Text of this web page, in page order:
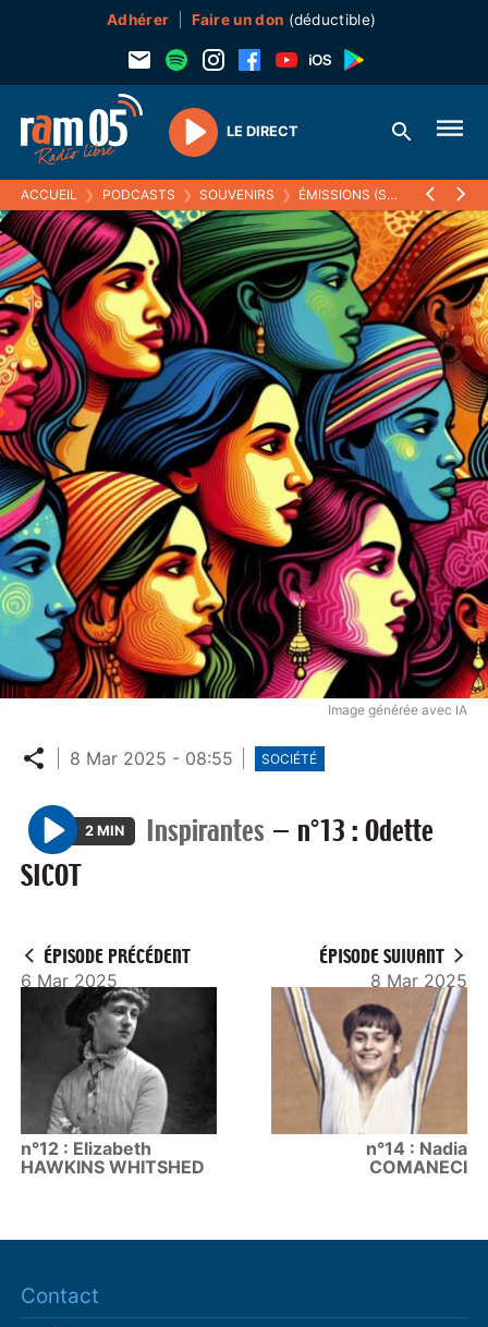
Adhérer Faire un don (déductible)
Play
LE DIRECT
ACCUEIL ❯ PODCASTS ❯ SOUVENIRS ❯ ÉMISSIONS (SOUVENIRS) ❯
Image générée avec IA
Partager
8 Mar 2025 - 08:55 SOCIÉTÉ
P
l
2 MIN Inspirantes — n°13 : Odette
SICOT
ÉPISODE PRÉCÉDENT
6 Mar 2025
n°12 : Elizabeth
HAWKINS WHITSHED
ÉPISODE SUIVANT
8 Mar 2025
n°14 : Nadia
COMANECI
Contact